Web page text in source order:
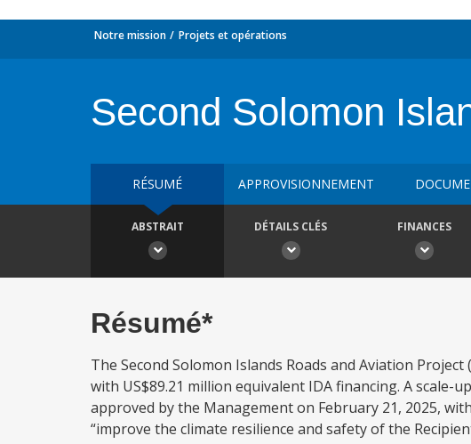
Notre mission Projets et opérations
Second Solomon
RÉSUMÉ APPROVISIONNEMENT
ABSTRAIT DÉTAILS CLÉS FINANCES
Résumé*
The Second Solomon Islands Roads and Aviation
with US$89.21 million equivalent IDA financing. A scale-
approved by the Management on February 21, 2025,
“improve the climate resilience and safety of the